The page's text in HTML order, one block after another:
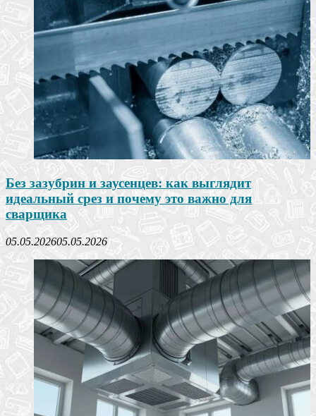
Без зазубрин и заусенцев: как выглядит
идеальный срез и почему это важно для
сварщика
05.05.202605.05.2026